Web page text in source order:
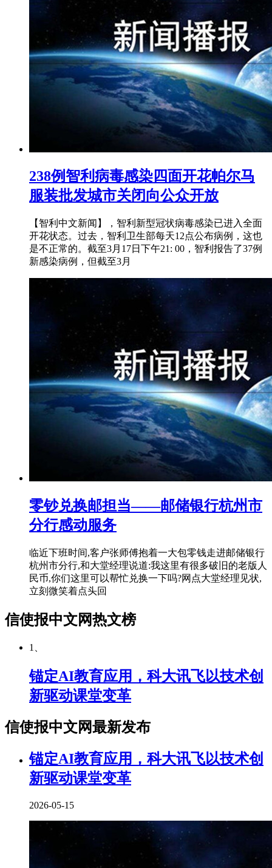
238例智利病毒感染四面开花帕尔马
服装批发城市关闭向公众开放
【智利中文新闻】，智利新型冠状病毒感染已进入全面
开花状态。过去，智利卫生部每天12点公布病例，这也
是不正常的。截至3月17日下午21: 00，智利报告了37例
新感染病例，但截至3月
零钞兑换邮担当——邮储银行杭州市
分行感动服务
临近下班时间,客户张师傅抱着一大包零钱走进邮储银行
杭州市分行,和大堂经理说道:我这里有很多破旧的老版人
民币,你们这里可以帮忙兑换一下吗?网点大堂经理见状,
立刻微笑着点头回
信使报中文网热文榜
1、
锚定AI教育应用，科大讯飞以技术创
新驱动课堂变革
信使报中文网最新发布
锚定AI教育应用，科大讯飞以技术创
新驱动课堂变革
2026-05-15